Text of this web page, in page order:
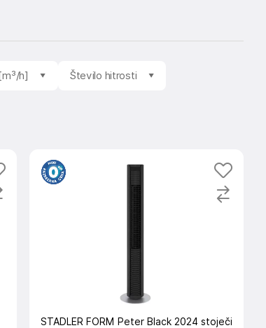
h] Število hitrosti
STADLER FORM Peter Black 2024 stoječi